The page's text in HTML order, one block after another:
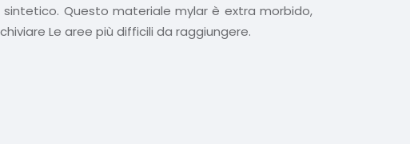
Questo materiale mylar è extra morbido,
Le aree più difficili da raggiungere.